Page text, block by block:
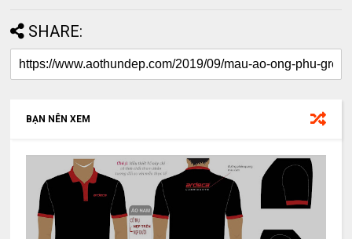
SHARE:
BẠN NÊN XEM